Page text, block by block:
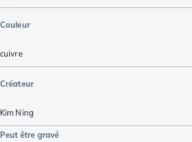
Couleur
cuivre
Créateur
Kim Ning
Peut être gravé